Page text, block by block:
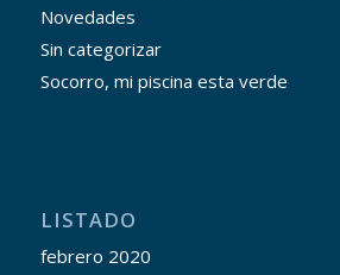
Novedades
Sin categorizar
Socorro, mi piscina esta verde
LISTADO
febrero 2020